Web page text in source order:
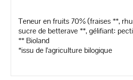
Teneur en fruits 70% (fraises **,
sucre de betterave **, gélifiant:
** Bioland
*issu de l'agriculture bilogique